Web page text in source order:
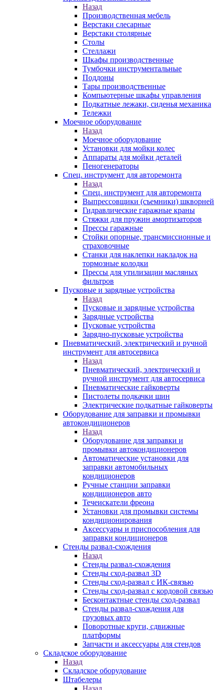
Назад
Производственная мебель
Верстаки слесарные
Верстаки столярные
Столы
Стеллажи
Шкафы производственные
Тумбочки инструментальные
Поддоны
Тары производственные
Компьютерные шкафы управления
Подкатные лежаки, сиденья механика
Тележки
Моечное оборудование
Назад
Моечное оборудование
Установки для мойки колес
Аппараты для мойки деталей
Пеногенераторы
Спец. инструмент для авторемонта
Назад
Спец. инструмент для авторемонта
Выпрессовщики (съемники) шкворней
Гидравлические гаражные краны
Стяжки для пружин амортизаторов
Прессы гаражные
Стойки опорные, трансмиссионные и
страховочные
Станки для наклепки накладок на
тормозные колодки
Прессы для утилизации масляных
фильтров
Пусковые и зарядные устройства
Назад
Пусковые и зарядные устройства
Зарядные устройства
Пусковые устройства
Зарядно-пусковые устройства
Пневматический, электрический и ручной
инструмент для автосервиса
Назад
Пневматический, электрический и
ручной инструмент для автосервиса
Пневматические гайковерты
Пистолеты подкачки шин
Электрические подкатные гайковерты
Оборудование для заправки и промывки
автокондиционеров
Назад
Оборудование для заправки и
промывки автокондиционеров
Автоматические установки для
заправки автомобильных
кондиционеров
Ручные станции заправки
кондиционеров авто
Течеискатели фреона
Установки для промывки системы
кондиционирования
Аксессуары и приспособления для
заправки кондиционеров
Стенды развал-схождения
Назад
Стенды развал-схождения
Стенды сход-развал 3D
Стенды сход-развал с ИК-связью
Стенды сход-развал с кордовой связью
Бесконтактные стенды сход-развал
Стенды развал-схождения для
грузовых авто
Поворотные круги, сдвижные
платформы
Запчасти и аксессуары для стендов
Складское оборудование
Назад
Складское оборудование
Штабелеры
Назад